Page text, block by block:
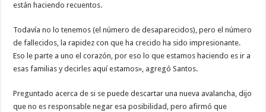
están haciendo recuentos.
Todavía no lo tenemos (el número de desaparecidos), pero el número
de fallecidos, la rapidez con que ha crecido ha sido impresionante.
Eso le parte a uno el corazón, por eso lo que estamos haciendo es ir a
esas familias y decirles aquí estamos», agregó Santos.
Preguntado acerca de si se puede descartar una nueva avalancha, dijo
que no es responsable negar esa posibilidad, pero afirmó que